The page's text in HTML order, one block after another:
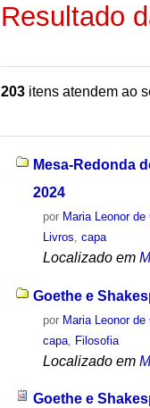
Resultado
203 itens atendem ao
Mesa-Redonda
2024
por Maria Leonor de
Livros ,capa
Localizado em
Goethe e
por Maria Leonor de
capa Filosofia
Localizado em
Goethe e